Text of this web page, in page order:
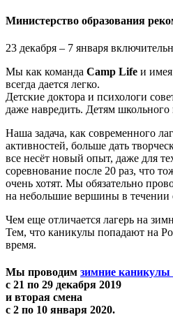
Министерство образования
23 декабря – 7 января
Мы как команда Camp Life и
всегда дается легко.
Детские доктора и психологи
даже навредить. Детям
Наша задача, как современного
активностей, больше дать
все несёт новый опыт, даже для
соревнование после 20 раз, что
очень хотят. Мы обязательно
на небольшие вершины в течении
Чем еще отличается лагерь на
Тем, что каникулы попадают на
время.
Мы проводим зимние каникулы
с 21 по 29 декабря 2019
и вторая смена
с 2 по 10 января 2020.